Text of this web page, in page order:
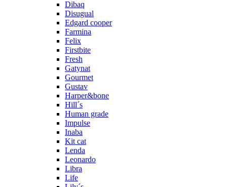
Dibaq
Disugual
Edgard cooper
Farmina
Felix
Firstbite
Fresh
Gatynat
Gourmet
Gustav
Harper&bone
Hill´s
Human grade
Impulse
Inaba
Kit cat
Lenda
Leonardo
Libra
Life